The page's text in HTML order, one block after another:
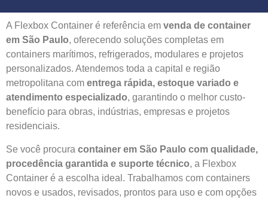
A Flexbox Container é referência em venda de container
em São Paulo, oferecendo soluções completas em
containers marítimos, refrigerados, modulares e projetos
personalizados. Atendemos toda a capital e região
metropolitana com entrega rápida, estoque variado e
atendimento especializado, garantindo o melhor custo-
benefício para obras, indústrias, empresas e projetos
residenciais.
Se você procura container em São Paulo com qualidade,
procedência garantida e suporte técnico, a Flexbox
Container é a escolha ideal. Trabalhamos com containers
novos e usados, revisados, prontos para uso e com opções